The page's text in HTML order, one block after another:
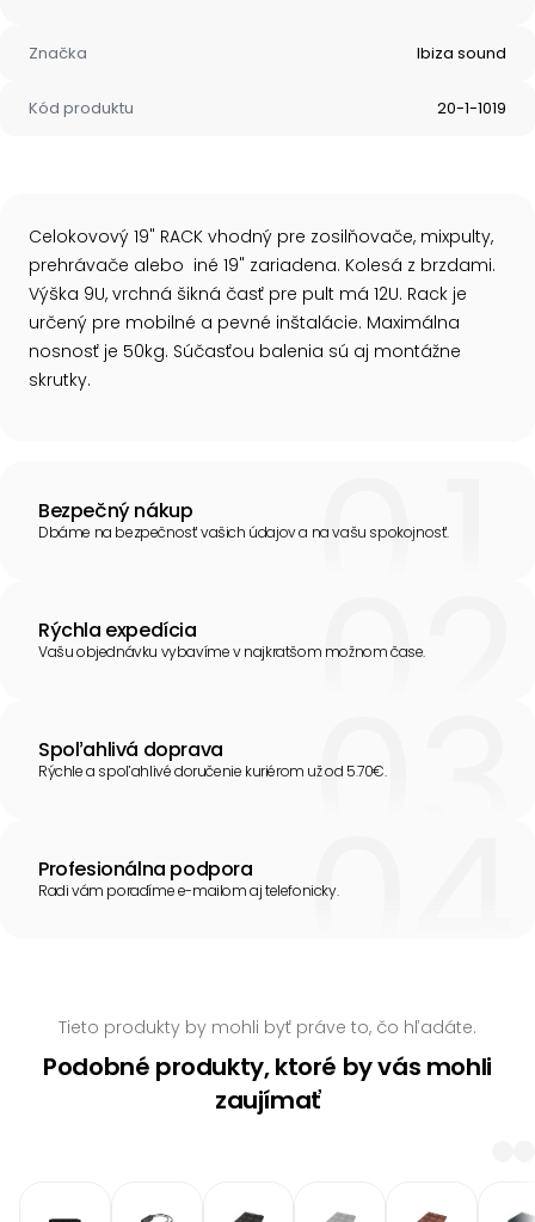
Značka Ibiza sound
Kód produktu 20-1-1019
Celokovový 19" RACK vhodný pre zosilňovače, mixpulty,
prehrávače alebo iné 19" zariadena. Kolesá z brzdami.
Výška 9U, vrchná šikná časť pre pult má 12U. Rack je
určený pre mobilné a pevné inštalácie. Maximálna
nosnosť je 50kg. Súčasťou balenia sú aj montážne
skrutky.
Bezpečný nákup
Dbáme na bezpečnosť vašich údajov a na vašu spokojnosť.
Rýchla expedícia
Vašu objednávku vybavíme v najkratšom možnom čase.
Spoľahlivá doprava
Rýchle a spoľahlivé doručenie kuriérom už od 5.70€.
Profesionálna podpora
Radi vám poradíme e-mailom aj telefonicky.
Tieto produkty by mohli byť práve to, čo hľadáte.
Podobné produkty, ktoré by vás mohli
zaujímať